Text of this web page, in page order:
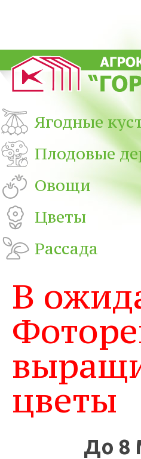
Ягодные
Плодовые
Овощи
Цветы
Рассада
В
цветы
До 8